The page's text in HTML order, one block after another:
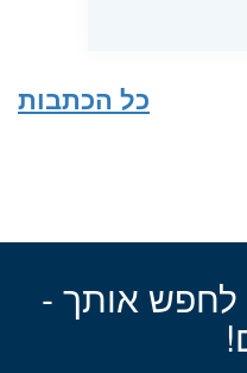
כל הכתבות
לחפש אותך -